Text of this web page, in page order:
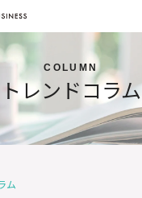
COLUMN
トレンドコラム
ム